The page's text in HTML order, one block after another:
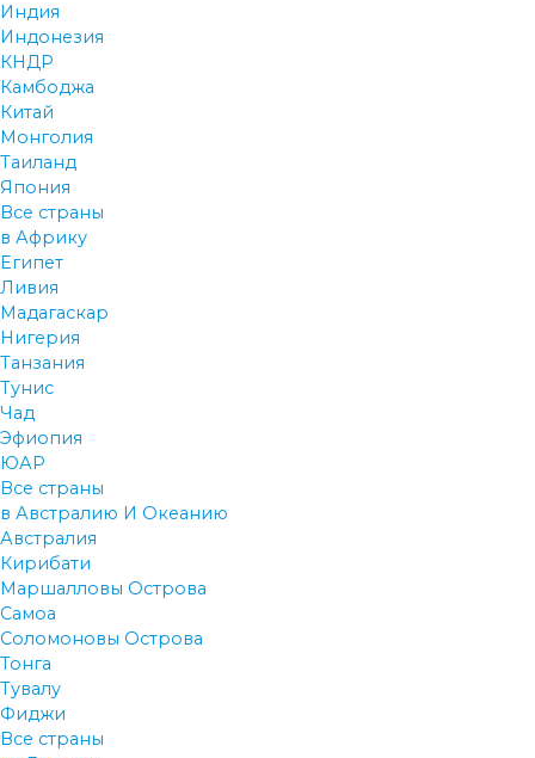
Индия
Индонезия
КНДР
Камбоджа
Китай
Монголия
Таиланд
Япония
Все страны
в Африку
Египет
Ливия
Мадагаскар
Нигерия
Танзания
Тунис
Чад
Эфиопия
ЮАР
Все страны
в Австралию И Океанию
Австралия
Кирибати
Маршалловы Острова
Самоа
Соломоновы Острова
Тонга
Тувалу
Фиджи
Все страны